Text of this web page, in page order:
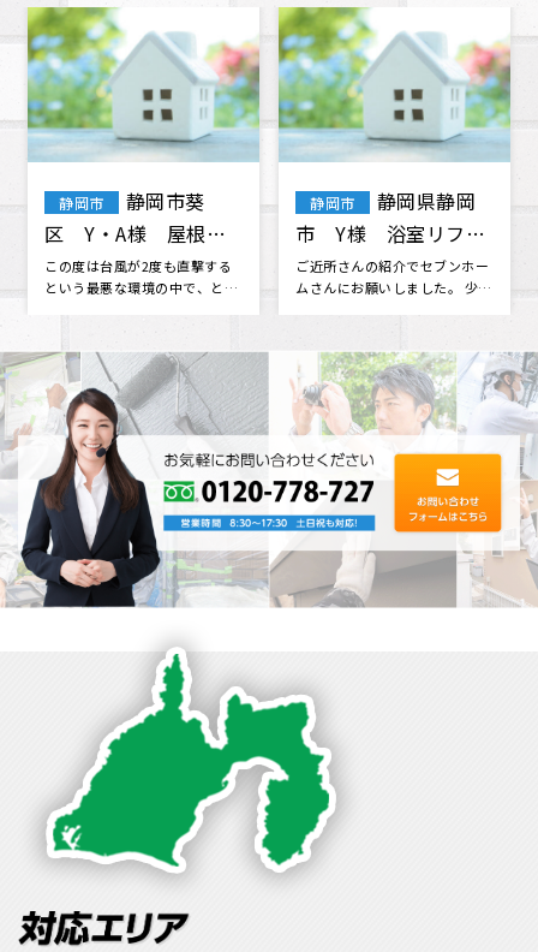
静岡市
静岡県静岡
市 I様 屋根塗装
外壁塗装 修復
セブンホーム東海さんのホーム
ページを見て、プランのわかり
静岡市
静岡市駿河
区 K・I様 外壁塗
装・屋根塗装
そろそろ家が心配になって来た
ので、何社かから見積もりを取